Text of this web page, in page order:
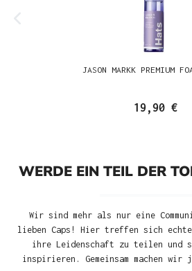
JASON MARKK PREMIUM
19,90 €
WERDE EIN TEIL DER
Wir sind mehr als nur eine
lieben Caps! Hier treffen sich echte
ihre Leidenschaft zu teilen und
inspirieren. Gemeinsam machen